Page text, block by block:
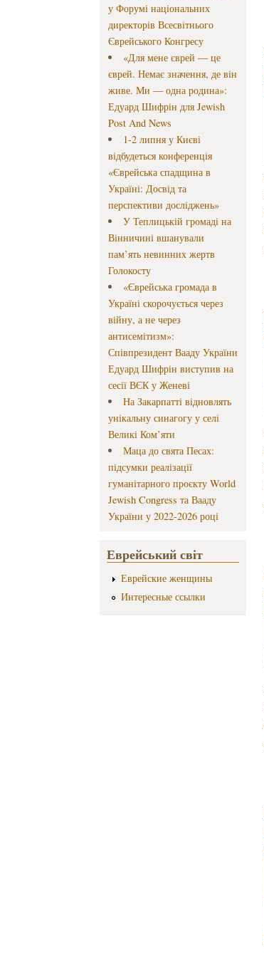
у Форумі національних
директорів Всесвітнього
Єврейського Конгресу
«Для мене єврей — це
єврей. Немає значення, де він
живе. Ми — одна родина»:
Едуард Шифрін для Jewish
Post And News
1-2 липня у Києві
відбудеться конференція
«Єврейська спадщина в
Україні: Досвід та
перспективи досліджень»
У Теплицькій громаді на
Вінничині вшанували
пам’ять невинних жертв
Голокосту
«Єврейська громада в
Україні скорочується через
війну, а не через
антисемітизм»:
Співпрезидент Вааду України
Едуард Шифрін виступив на
сесії ВЄК у Женеві
На Закарпатті відновлять
унікальну синагогу у селі
Великі Ком’яти
Маца до свята Песах:
підсумки реалізації
гуманітарного проєкту World
Jewish Congress та Вааду
України у 2022-2026 році
Еврейський світ
Еврейские женщины
Интересные ссылки